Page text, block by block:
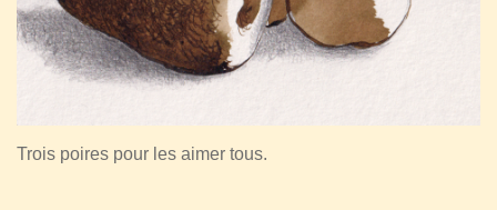
Trois poires pour les aimer tous.